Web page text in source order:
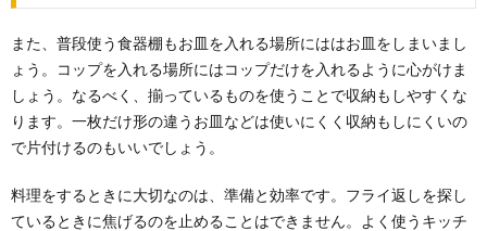
のが面倒」と思う事もありますよね。とはいえ、日々...
部屋の臭いを消す消臭方法。簡単な方法や
家にある物での消臭方法
部屋に入った瞬間に臭いが気になったことはありませ
んか？ ご飯を食べる、布団やソファーで寝る、洋...
クローゼットの収納術【一人暮らし】狭く
また、普段使う食器棚もお皿を入れる場所にははお皿をしまいまし
ょう。コップを入れる場所にはコップだけを入れるように心がけま
しょう。なるべく、揃っているものを使うことで収納もしやすくな
ります。一枚だけ形の違うお皿などは使いにくく収納もしにくいの
で片付けるのもいいでしょう。
料理をするときに大切なのは、準備と効率です。フライ返しを探し
ているときに焦げるのを止めることはできません。よく使うキッチ